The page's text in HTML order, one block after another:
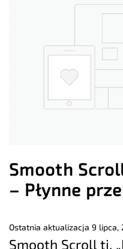
Smooth
– Płynne
Ostatnia aktualizacja9 lipca,
Smooth Scroll tj.